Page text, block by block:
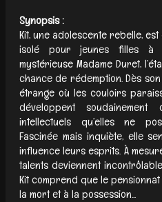
Synopsis :
Kit, une adolescente rebelle,
isolé pour jeunes filles à
mystérieuse Madame Duret,
chance de rédemption. Dès
étrange où les couloirs
développent
intellectuels qu’elles ne
Fascinée mais inquiète, elle
influence leurs esprits. À
talents deviennent
Kit comprend que le
la mort et à la possession...